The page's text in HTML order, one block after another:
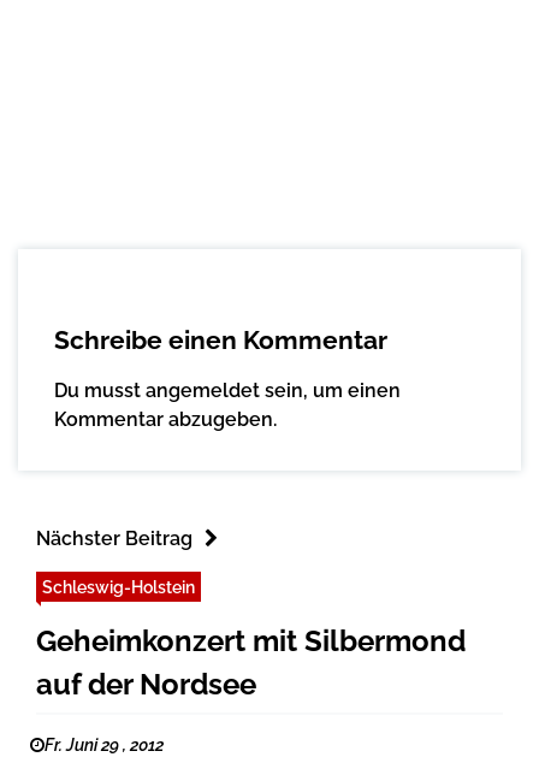
Schreibe einen Kommentar
Du musst angemeldet sein, um einen
Kommentar abzugeben.
Nächster Beitrag
Schleswig-Holstein
Geheimkonzert mit Silbermond
auf der Nordsee
Fr. Juni 29 , 2012